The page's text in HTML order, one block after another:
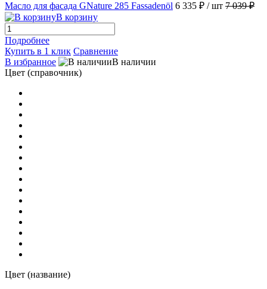
Масло для фасада GNature 285 Fassadenöl 6 335 ₽ / шт 7 039 ₽
В корзину
Подробнее
Купить в 1 клик Сравнение
В избранное
В наличии
Цвет (справочник)
Цвет (название)